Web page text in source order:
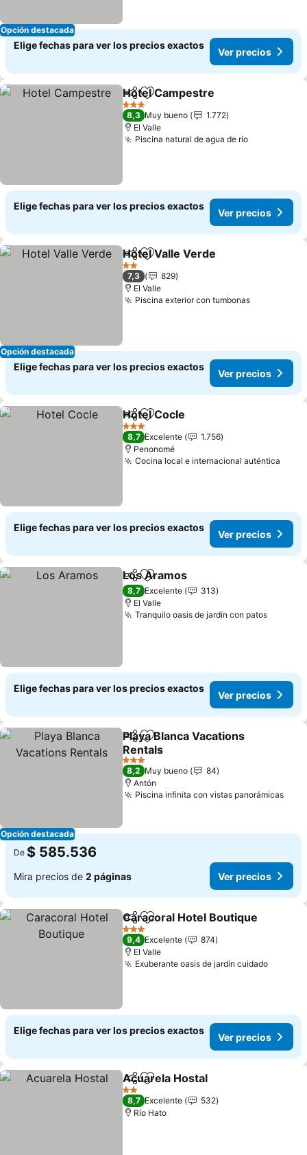
Opción destacada
Elige fechas para ver los precios exactos
Ver precios
CompartirAgregar a favoritos
Hotel Campestre
3 Estrellas
8,3 Muy bueno
1.772
El Valle
Piscina natural de agua de ríoVer precios
Elige fechas para ver los precios exactos
Ver precios
Opción destacada
CompartirAgregar a favoritos
Hotel Valle Verde
2 Estrellas
7,3
829
El Valle
Piscina exterior con tumbonasVer
Elige fechas para ver los precios exactos
Ver precios
CompartirAgregar a favoritos
Hotel Cocle
3 Estrellas
8,7 Excelente
1.756
Penonomé
Cocina local e internacional auténtica
Elige fechas para ver los precios exactos
Ver precios
CompartirAgregar a favoritos
Los Aramos
8,7 Excelente
313
El Valle
Tranquilo oasis de jardín con patosVer
Elige fechas para ver los precios exactos
Ver precios
Opción destacada
CompartirAgregar a favoritos
Playa Blanca Vacations
Rentals
Ver precios
3 Estrellas
8,2 Muy bueno
84
Antón
Piscina infinita con vistas panorámicasVer
De $ 585.536
Mira precios de 2 páginas Ver precios
CompartirAgregar a favoritos
Caracoral Hotel Boutique
3 Estrellas
9,4 Excelente
874
El Valle
Exuberante oasis de jardín cuidadoVer
Elige fechas para ver los precios exactos
Ver precios
CompartirAgregar a favoritos
Acuarela Hostal
2 Estrellas
8,7 Excelente
532
Río Hato